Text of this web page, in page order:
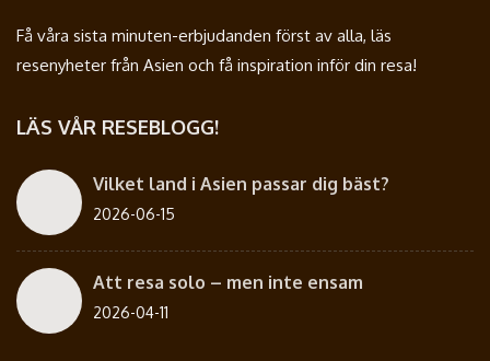
Få våra sista minuten-erbjudanden först av alla, läs
resenyheter från Asien och få inspiration inför din resa!
LÄS VÅR RESEBLOGG!
Vilket land i Asien passar dig bäst?
2026-06-15
Att resa solo – men inte ensam
2026-04-11